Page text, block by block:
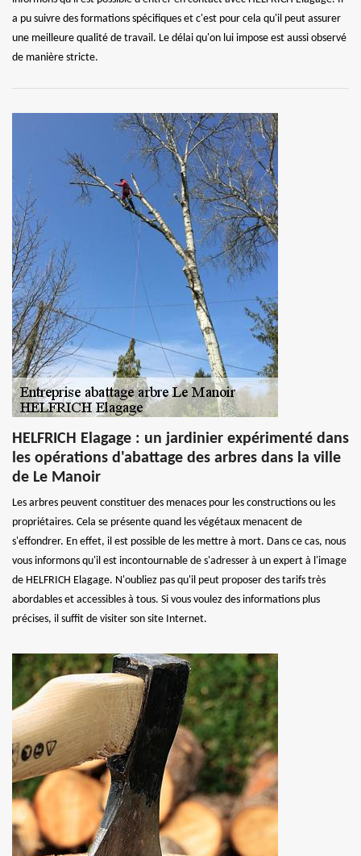
a pu suivre des formations spécifiques et c'est pour cela qu'il peut assurer
une meilleure qualité de travail. Le délai qu'on lui impose est aussi observé
de manière stricte.
HELFRICH Elagage : un jardinier expérimenté dans
les opérations d'abattage des arbres dans la ville
de Le Manoir
Les arbres peuvent constituer des menaces pour les constructions ou les
propriétaires. Cela se présente quand les végétaux menacent de
s'effondrer. En effet, il est possible de les mettre à mort. Dans ce cas, nous
vous informons qu'il est incontournable de s'adresser à un expert à l'image
de HELFRICH Elagage. N'oubliez pas qu'il peut proposer des tarifs très
abordables et accessibles à tous. Si vous voulez des informations plus
précises, il suffit de visiter son site Internet.